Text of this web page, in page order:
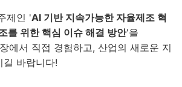
제인 'AI 기반 지속가능한 자율제조 혁
를 위한 핵심 이슈 해결 방안'을
에서 직접 경험하고, 산업의 새로운 지
길 바랍니다!